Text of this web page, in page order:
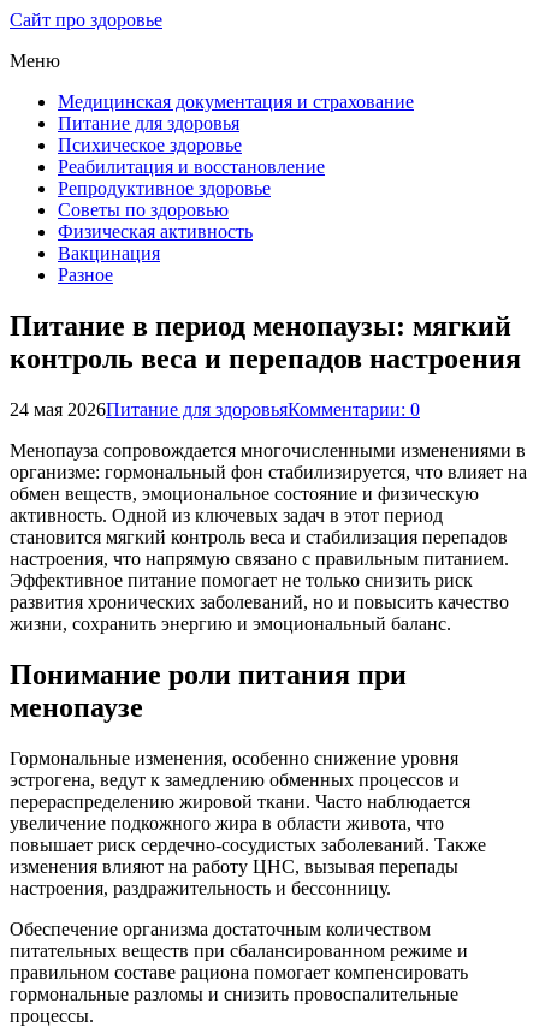
Сайт про здоровье
Меню
Медицинская документация и страхование
Питание для здоровья
Психическое здоровье
Реабилитация и восстановление
Репродуктивное здоровье
Советы по здоровью
Физическая активность
Вакцинация
Разное
Питание в период менопаузы: мягкий
контроль веса и перепадов настроения
24 мая 2026Питание для здоровьяКомментарии: 0
Менопауза сопровождается многочисленными изменениями в
организме: гормональный фон стабилизируется, что влияет на
обмен веществ, эмоциональное состояние и физическую
активность. Одной из ключевых задач в этот период
становится мягкий контроль веса и стабилизация перепадов
настроения, что напрямую связано с правильным питанием.
Эффективное питание помогает не только снизить риск
развития хронических заболеваний, но и повысить качество
жизни, сохранить энергию и эмоциональный баланс.
Понимание роли питания при
менопаузе
Гормональные изменения, особенно снижение уровня
эстрогена, ведут к замедлению обменных процессов и
перераспределению жировой ткани. Часто наблюдается
увеличение подкожного жира в области живота, что
повышает риск сердечно-сосудистых заболеваний. Также
изменения влияют на работу ЦНС, вызывая перепады
настроения, раздражительность и бессонницу.
Обеспечение организма достаточным количеством
питательных веществ при сбалансированном режиме и
правильном составе рациона помогает компенсировать
гормональные разломы и снизить провоспалительные
процессы.